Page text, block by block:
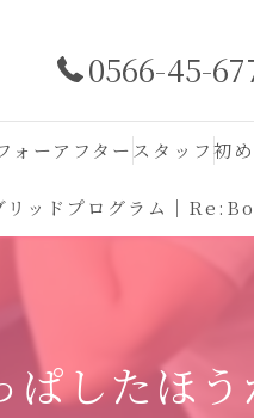
0566-45-
ォーアフター スタッフ初
リッドプログラム｜
ぱしたほう